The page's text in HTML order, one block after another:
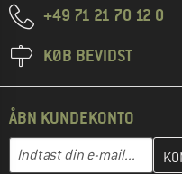
+49 71 21 70 12 0
KØB BEVIDST
ÅBN KUNDEKONTO
E-mail-adresse
Indtast din e-mailadresse